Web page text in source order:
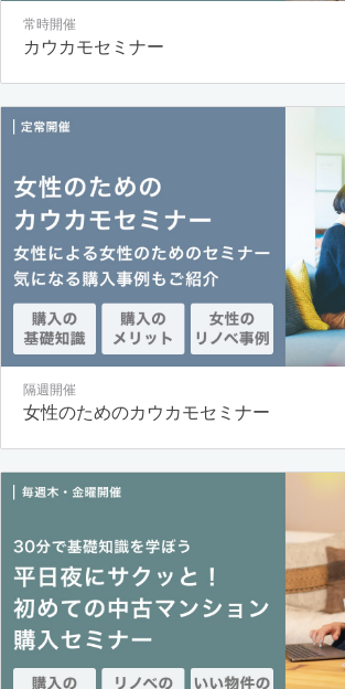
常時開催
カウカモセミナー
隔週開催
女性のためのカウカモセミナー